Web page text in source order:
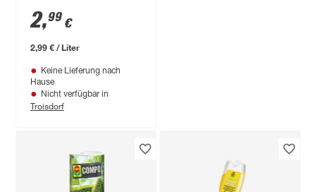
2,99 €
2,99 € / Liter
Keine Lieferung nach
Hause
Nicht verfügbar in
Troisdorf